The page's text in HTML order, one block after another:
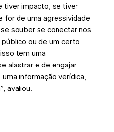
tiver impacto, se tiver
for de uma agressividade
souber se conectar nos
ou de um certo
tem uma
alastrar e de engajar
informação verídica,
avaliou.